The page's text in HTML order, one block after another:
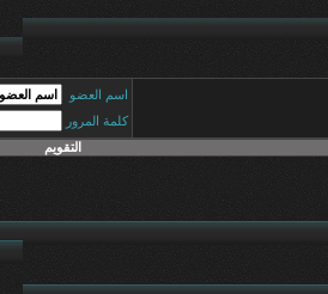
اسم العضو
كلمة المرور
التقويم